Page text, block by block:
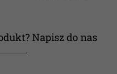
Napisz do nas